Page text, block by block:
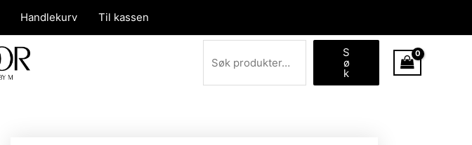
Handlekurv Til kassen
Søk
S
ø
k